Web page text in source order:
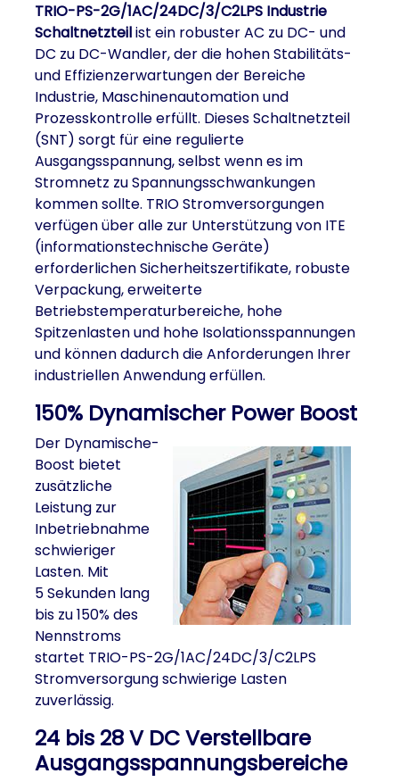
TRIO-PS-2G/1AC/24DC/3/C2LPS Industrie
Schaltnetzteilist ein robuster AC zu DC- und
DC zu DC-Wandler, der die hohen Stabilitäts-
und Effizienzerwartungen der Bereiche
Industrie, Maschinenautomation und
Prozesskontrolle erfüllt. Dieses Schaltnetzteil
(SNT) sorgt für eine regulierte
Ausgangsspannung, selbst wenn es im
Stromnetz zu Spannungsschwankungen
kommen sollte. TRIO Stromversorgungen
verfügen über alle zur Unterstützung von ITE
(informationstechnische Geräte)
erforderlichen Sicherheitszertifikate, robuste
Verpackung, erweiterte
Betriebstemperaturbereiche, hohe
Spitzenlasten und hohe Isolationsspannungen
und können dadurch die Anforderungen Ihrer
industriellen Anwendung erfüllen.
150% Dynamischer Power Boost
Der Dynamische-
Boost bietet
zusätzliche
Leistung zur
Inbetriebnahme
schwieriger
Lasten. Mit
5 Sekunden lang
bis zu 150% des
Nennstroms
startet TRIO-PS-2G/1AC/24DC/3/C2LPS
Stromversorgung schwierige Lasten
zuverlässig.
24 bis 28 V DC Verstellbare
Ausgangsspannungsbereiche